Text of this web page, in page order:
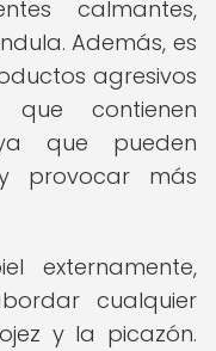
calmantes,
Además, es
agresivos
contienen
que pueden
provocar más
externamente,
cualquier
y la picazón.